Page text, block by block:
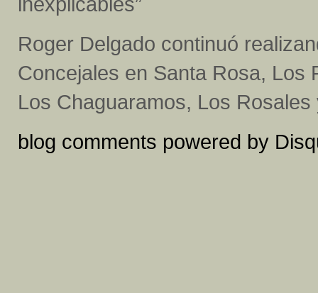
Roger Delgado continuó
Concejales en Santa Rosa, Los
Los Chaguaramos, Los
blog comments powered by